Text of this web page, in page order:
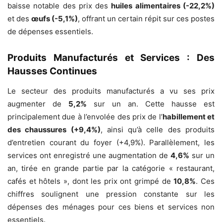
baisse notable des prix deshuiles alimentaires (-22,2%)
et des œufs (-5,1%), offrant un certain répit sur ces postes
de dépenses essentiels.
Produits Manufacturés et Services : Des
Hausses Continues
Le secteur des produits manufacturés a vu ses prix
augmenter de 5,2% sur un an. Cette hausse est
principalement due à l’envolée des prix de l’habillement et
des chaussures (+9,4%), ainsi qu’à celle des produits
d’entretien courant du foyer (+4,9%). Parallèlement, les
services ont enregistré une augmentation de 4,6% sur un
an, tirée en grande partie par la catégorie « restaurant,
cafés et hôtels », dont les prix ont grimpé de10,8%. Ces
chiffres soulignent une pression constante sur les
dépenses des ménages pour ces biens et services non
essentiels.